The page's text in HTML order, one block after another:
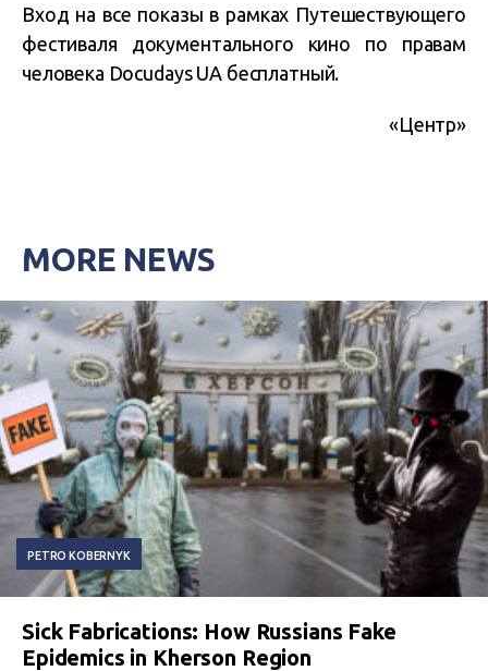
Вход на все показы в рамках Путешествующего
фестиваля документального кино по правам
человека Docudays UA бесплатный.
«Центр»
MORE NEWS
PETRO KOBERNYK
Sick Fabrications: How Russians Fake
Epidemics in Kherson Region